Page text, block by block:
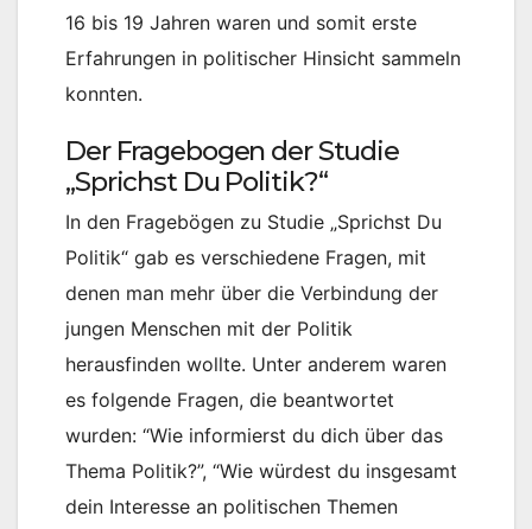
16 bis 19 Jahren waren und somit erste
Erfahrungen in politischer Hinsicht sammeln
konnten.
Der Fragebogen der Studie
„Sprichst Du Politik?“
In den Fragebögen zu Studie „Sprichst Du
Politik“ gab es verschiedene Fragen, mit
denen man mehr über die Verbindung der
jungen Menschen mit der Politik
herausfinden wollte. Unter anderem waren
es folgende Fragen, die beantwortet
wurden: “Wie informierst du dich über das
Thema Politik?”, “Wie würdest du insgesamt
dein Interesse an politischen Themen